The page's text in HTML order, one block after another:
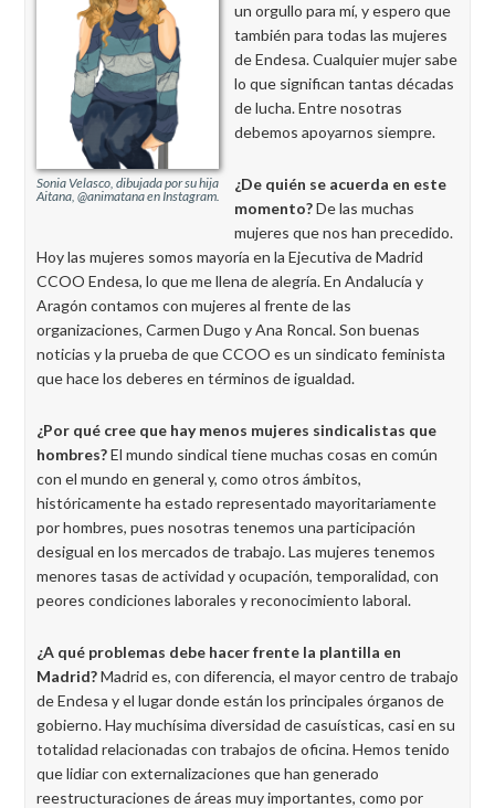
Sonia Velasco, dibujada por su hija
Aitana, @animatana en Instagram.
un orgullo para mí, y espero que
también para todas las mujeres
de Endesa. Cualquier mujer sabe
lo que significan tantas décadas
de lucha. Entre nosotras
debemos apoyarnos siempre.
¿De quién se acuerda en este
momento?De las muchas
mujeres que nos han precedido.
Hoy las mujeres somos mayoría en la Ejecutiva de Madrid
CCOO Endesa, lo que me llena de alegría. En Andalucía y
Aragón contamos con mujeres al frente de las
organizaciones, Carmen Dugo y Ana Roncal. Son buenas
noticias y la prueba de que CCOO es un sindicato feminista
que hace los deberes en términos de igualdad.
¿Por qué cree que hay menos mujeres sindicalistas que
hombres?El mundo sindical tiene muchas cosas en común
con el mundo en general y, como otros ámbitos,
históricamente ha estado representado mayoritariamente
por hombres, pues nosotras tenemos una participación
desigual en los mercados de trabajo. Las mujeres tenemos
menores tasas de actividad y ocupación, temporalidad, con
peores condiciones laborales y reconocimiento laboral.
¿A qué problemas debe hacer frente la plantilla en
Madrid?Madrid es, con diferencia, el mayor centro de trabajo
de Endesa y el lugar donde están los principales órganos de
gobierno. Hay muchísima diversidad de casuísticas, casi en su
totalidad relacionadas con trabajos de oficina. Hemos tenido
que lidiar con externalizaciones que han generado
reestructuraciones de áreas muy importantes, como por